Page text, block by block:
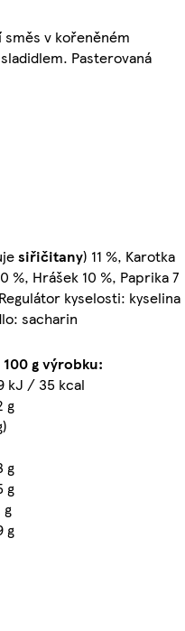
v kořeněném
Pasterovaná
siřičitany) 11 %, Karotka
%, Hrášek 10 %, Paprika 7
kyselosti: kyselina
sacharin
100 g výrobku:
kJ / 35 kcal
g
g
g
g
g